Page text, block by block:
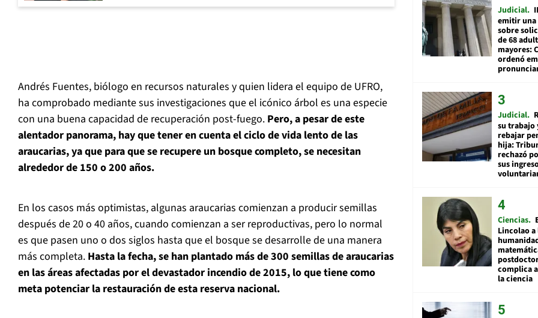
Andrés Fuentes, biólogo en recursos naturales y quien lidera el equipo de UFRO,
ha comprobado mediante sus investigaciones que el icónico árbol es una especie
con una buena capacidad de recuperación post-fuego. Pero, a pesar de este
alentador panorama, hay que tener en cuenta el ciclo de vida lento de las
araucarias, ya que para que se recupere un bosque completo, se necesitan
alrededor de 150 o 200 años.
En los casos más optimistas, algunas araucarias comienzan a producir semillas
después de 20 o 40 años, cuando comienzan a ser reproductivas, pero lo normal
es que pasen uno o dos siglos hasta que el bosque se desarrolle de una manera
más completa. Hasta la fecha, se han plantado más de 300 semillas de araucarias
en las áreas afectadas por el devastador incendio de 2015, lo que tiene como
meta potenciar la restauración de esta reserva nacional.
Judicial
emitir
sobre
de 68
mayores:
ordenó
Judicial
su trabajo
rebajar
hija:
rechazó
sus
Ciencias
Lincolao a
complica
la ciencia